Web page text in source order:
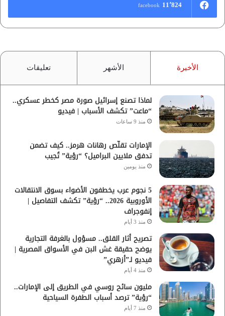
11٬824 facebook
الأخيرة الأشهر تعليقات
لماذا تصنع إسرائيل صورة مصر كخطر عسكري..
“ماعت” تكشف الأسباب | فيديو
منذ 9 ساعات
الإمارات تقلّص رهانات هرمز.. كيف تضمن
تدفق ملايين البراميل؟ “رؤية” تُجيب
منذ يومين
5 نجوم عرب يخطفون الأضواء بسوق الانتقالات
الأوروبية 2026.. “رؤية” تكشف التفاصيل |
إنفوجراف
منذ 3 أيام
تصريح أثار القلق.. مسؤول بالغرفة التجارية
يوضح حقيقة غش البن في الأسواق المصرية |
فيديو لـ”أزهري”
منذ 4 أيام
مليون سائح روسي في الطريق إلى الإمارات..
“رؤية” ترصد أسباب الطفرة السياحية
منذ 7 أيام